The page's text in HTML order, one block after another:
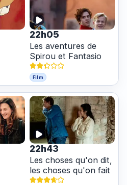
22h05
Les aventures de
Spirou et Fantasio
Film
22h43
Les choses qu'on dit,
les choses qu'on fait